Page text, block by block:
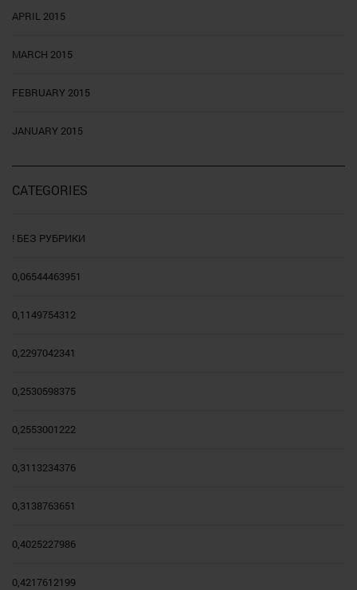
APRIL 2015
MARCH 2015
FEBRUARY 2015
JANUARY 2015
CATEGORIES
! БЕЗ РУБРИКИ
0,06544463951
0,1149754312
0,2297042341
0,2530598375
0,2553001222
0,3113234376
0,3138763651
0,4025227986
0,4217612199